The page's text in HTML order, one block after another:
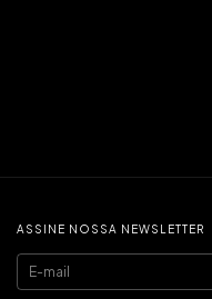
ASSINE NOSSA NEWSLETTER